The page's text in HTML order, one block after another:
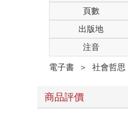
頁數
出版地
注音
電子書 ＞ 社會哲思
商品評價